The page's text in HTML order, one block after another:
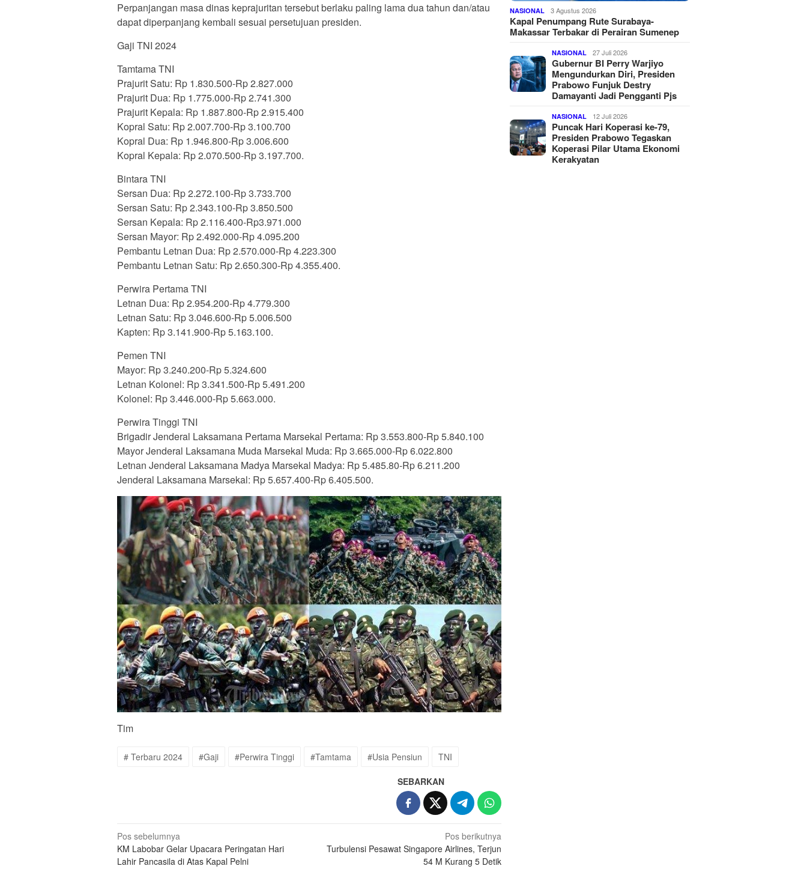
Perpanjangan masa dinas keprajuritan tersebut berlaku paling lama dua tahun dan/atau
dapat diperpanjang kembali sesuai persetujuan presiden.
Gaji TNI 2024
Tamtama TNI
Prajurit Satu: Rp 1.830.500-Rp 2.827.000
Prajurit Dua: Rp 1.775.000-Rp 2.741.300
Prajurit Kepala: Rp 1.887.800-Rp 2.915.400
Kopral Satu: Rp 2.007.700-Rp 3.100.700
Kopral Dua: Rp 1.946.800-Rp 3.006.600
Kopral Kepala: Rp 2.070.500-Rp 3.197.700.
Bintara TNI
Sersan Dua: Rp 2.272.100-Rp 3.733.700
Sersan Satu: Rp 2.343.100-Rp 3.850.500
Sersan Kepala: Rp 2.116.400-Rp3.971.000
Sersan Mayor: Rp 2.492.000-Rp 4.095.200
Pembantu Letnan Dua: Rp 2.570.000-Rp 4.223.300
Pembantu Letnan Satu: Rp 2.650.300-Rp 4.355.400.
Perwira Pertama TNI
Letnan Dua: Rp 2.954.200-Rp 4.779.300
Letnan Satu: Rp 3.046.600-Rp 5.006.500
Kapten: Rp 3.141.900-Rp 5.163.100.
Pemen TNI
Mayor: Rp 3.240.200-Rp 5.324.600
Letnan Kolonel: Rp 3.341.500-Rp 5.491.200
Kolonel: Rp 3.446.000-Rp 5.663.000.
Perwira Tinggi TNI
Brigadir Jenderal Laksamana Pertama Marsekal Pertama: Rp 3.553.800-Rp 5.840.100
Mayor Jenderal Laksamana Muda Marsekal Muda: Rp 3.665.000-Rp 6.022.800
Letnan Jenderal Laksamana Madya Marsekal Madya: Rp 5.485.80-Rp 6.211.200
Jenderal Laksamana Marsekal: Rp 5.657.400-Rp 6.405.500.
Tim
# Terbaru 2024 #Gaji #Perwira Tinggi #Tamtama #Usia Pensiun TNI
SEBARKAN
Navigasi
pos
Pos sebelumnya
KM Labobar Gelar Upacara Peringatan Hari
Lahir Pancasila di Atas Kapal Pelni
Pos berikutnya
Turbulensi Pesawat Singapore Airlines, Terjun
54 M Kurang 5 Detik
NASIONAL 3 Agustus 2026
Kapal Penumpang Rute Surabaya-
Makassar Terbakar di Perairan Sumenep
NASIONAL 27 Juli 2026
Gubernur BI Perry Warjiyo
Mengundurkan Diri, Presiden
Prabowo Funjuk Destry
Damayanti Jadi Pengganti Pjs
NASIONAL 12 Juli 2026
Puncak Hari Koperasi ke-79,
Presiden Prabowo Tegaskan
Koperasi Pilar Utama Ekonomi
Kerakyatan